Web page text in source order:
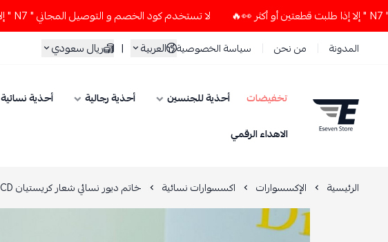
لا تستخدم كود الخصم و التوصيل المجاني " N7 " إلا إذا طلبت قطعتين أو أكثر 👀🔥
المدونة من نحن سياسة الخصوصية العربية | ريال سعودي
ESEVEN STORE
تخفيضات أحذية للجنسين أحذية رجالية أحذية نسائية
الاهداء الرقمي
الرئيسية الإكسسوارات اكسسوارات نسائية خاتم ديور نسائي شعار كريستيان CD ذهبي